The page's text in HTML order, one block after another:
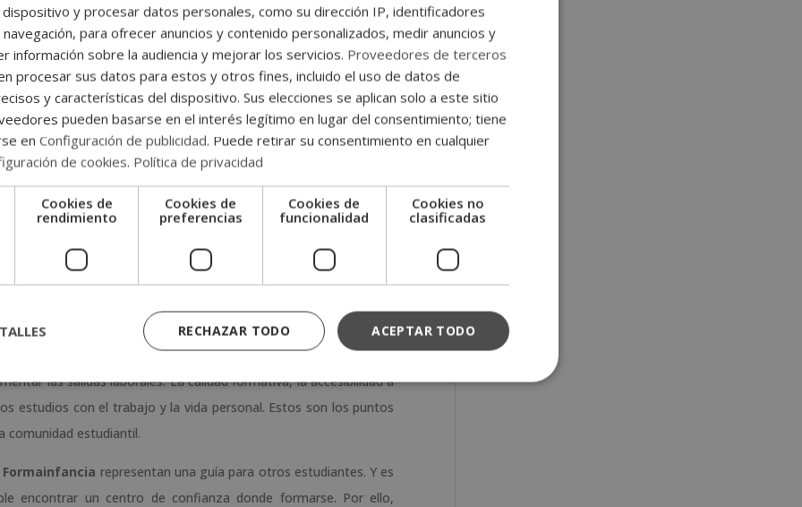
referente para formarse en Educación, Pedagogía, Psicología
es uno de los más valorados por los estudiantes que
mayores oportunidades en el sector académico. Así lo constata
4,7 sobre 5.
la institución vuelve a ser galardonada con elSello Cum
comparar y escoger la mejor opción educativa entre miles de
de negocios y centros formativos mejor valorados por la
puntos más destacados en las opiniones de
este galardón significa que estamos en el camino correcto.
reconocida por nuestros alumnos y esa es nuestra
sitúan al centro como un referente para
las salidas laborales. La calidad formativa, la accesibilidad a
estudios con el trabajo y la vida personal. Estos son los puntos
comunidad estudiantil.
representan una guía para otros estudiantes. Y es
encontrar un centro de confianza donde formarse. Por ello,
dispositivo y procesar datos personales, como su dirección IP, identificadores
para ofrecer anuncios y contenido personalizados, medir anuncios y
información sobre la audiencia y mejorar los servicios. Proveedores de terceros
procesar sus datos para estos y otros fines, incluido el uso de datos de
y características del dispositivo. Sus elecciones se aplican solo a este sitio
pueden basarse en el interés legítimo en lugar del consentimiento; tiene
en Configuración de publicidad. Puede retirar su consentimiento en cualquier
de cookies. Política de privacidad
Cookies de
rendimiento
Cookies de
preferencias
Cookies de
funcionalidad
Cookies no
clasificadas
ACEPTAR TODO
RECHAZAR TODO